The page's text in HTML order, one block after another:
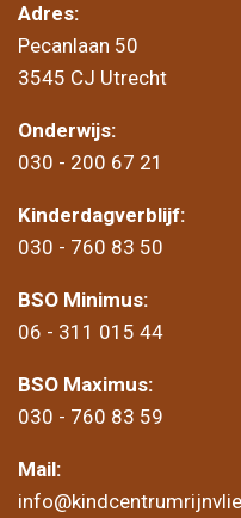
Adres:
Pecanlaan 50
3545 CJ Utrecht
Onderwijs:
030 - 200 67 21
Kinderdagverblijf:
030 - 760 83 50
BSO Minimus:
06 - 311 015 44
BSO Maximus:
030 - 760 83 59
Mail: